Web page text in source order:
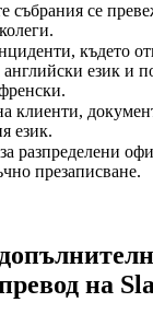
събрания се
където
език и
клиенти,
език.
разпределени
презаписване.
на